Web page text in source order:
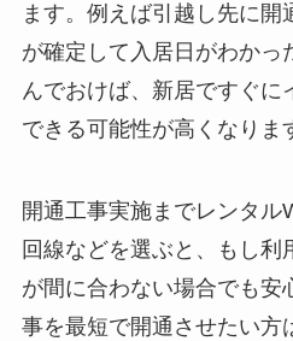
ます。例えば引越し先に開
が確定して入居日がわかっ
んでおけば、新居ですぐに
できる可能性が高くなりま
開通工事実施までレンタル
回線などを選ぶと、もし利
が間に合わない場合でも安
事を最短で開通させたい方